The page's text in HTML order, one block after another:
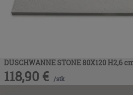
DUSCHWANNE STONE 80X120 H2,6
118,90 € /stk